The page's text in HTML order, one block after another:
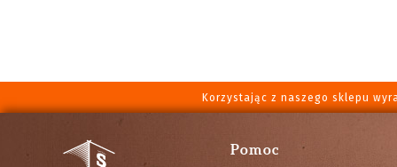
Korzystając z naszego sklepu
Pomoc